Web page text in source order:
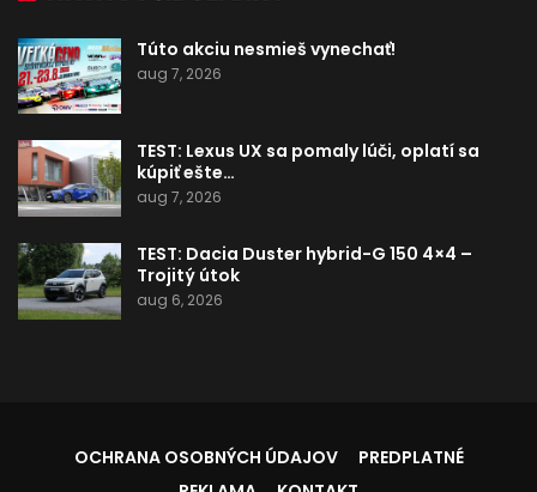
Túto akciu nesmieš vynechať!
aug 7, 2026
TEST: Lexus UX sa pomaly lúči, oplatí sa
kúpiť ešte…
aug 7, 2026
TEST: Dacia Duster hybrid-G 150 4×4 –
Trojitý útok
aug 6, 2026
OCHRANA OSOBNÝCH ÚDAJOV
PREDPLATNÉ